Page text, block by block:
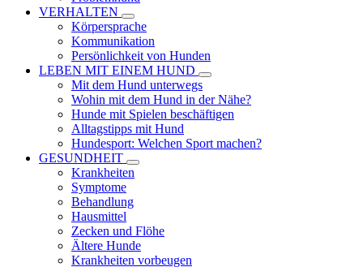
VERHALTEN
Körpersprache
Kommunikation
Persönlichkeit von Hunden
LEBEN MIT EINEM HUND
Mit dem Hund unterwegs
Wohin mit dem Hund in der Nähe?
Hunde mit Spielen beschäftigen
Alltagstipps mit Hund
Hundesport: Welchen Sport machen?
GESUNDHEIT
Krankheiten
Symptome
Behandlung
Hausmittel
Zecken und Flöhe
Ältere Hunde
Krankheiten vorbeugen